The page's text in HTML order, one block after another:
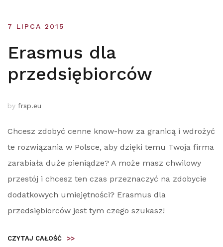
7 LIPCA 2015
Erasmus dla
przedsiębiorców
by frsp.eu
Chcesz zdobyć cenne know-how za granicą i wdrożyć
te rozwiązania w Polsce, aby dzięki temu Twoja firma
zarabiała duże pieniądze? A może masz chwilowy
przestój i chcesz ten czas przeznaczyć na zdobycie
dodatkowych umiejętności? Erasmus dla
przedsiębiorców jest tym czego szukasz!
CZYTAJ CAŁOŚĆ >>